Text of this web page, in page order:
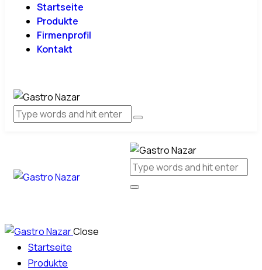
Startseite
Produkte
Firmenprofil
Kontakt
Close
Startseite
Produkte